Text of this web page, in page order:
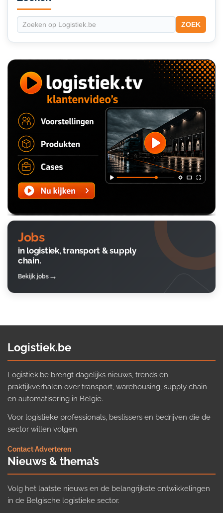
ZOEK
Jobs
in logistiek, transport & supply
chain.
Bekijk jobs
Logistiek.be
Logistiek.be brengt dagelijks nieuws, trends en
praktijkverhalen over transport, warehousing, supply chain
en automatisering in België.
Voor logistieke professionals, beslissers en bedrijven die de
sector willen volgen.
Contact·Adverteren
Nieuws & thema’s
Volg het laatste nieuws en de belangrijkste ontwikkelingen
in de Belgische logistieke sector.